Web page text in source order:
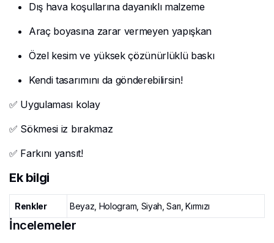
Dış hava koşullarına dayanıklı malzeme
Araç boyasına zarar vermeyen yapışkan
Özel kesim ve yüksek çözünürlüklü baskı
Kendi tasarımını da gönderebilirsin!
✅ Uygulaması kolay
✅ Sökmesi iz bırakmaz
✅ Farkını yansıt!
Ek bilgi
Renkler Beyaz, Hologram, Siyah, Sarı, Kırmızı
İncelemeler